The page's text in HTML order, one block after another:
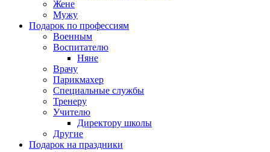
Жене
Мужу
Подарок по профессиям
Военным
Воспитателю
Няне
Врачу
Парикмахер
Специальные службы
Тренеру
Учителю
Директору школы
Другие
Подарок на праздники